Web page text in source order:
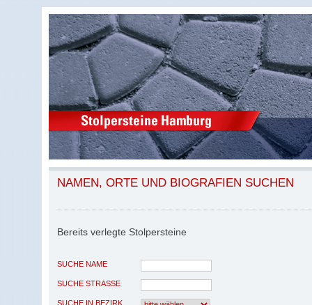
NAMEN, ORTE UND BIOGRAFIEN SUCHEN
Bereits verlegte Stolpersteine
SUCHE NAME
SUCHE STRASSE
SUCHE IN BEZIRK